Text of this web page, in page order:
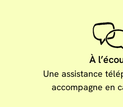
À
Une assistance
accompagne en